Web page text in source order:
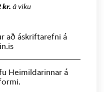
kr. á viku
að áskriftarefni á
Heimildarinnar á